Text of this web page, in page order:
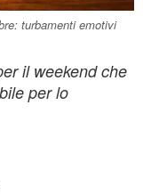
turbamenti emotivi
il weekend che
per lo